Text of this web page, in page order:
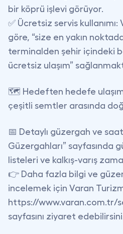
bir köprü işlevi görüyor.
✅ Ücretsiz servis kullanımı:
göre, “size en yakın
terminalden şehir içindeki
ücretsiz ulaşım”
🗺️ Hedeften hedefe
çeşitli semtler arasında
📅 Detaylı güzergah ve
Güzergahları” sayfasında
listeleri ve kalkış-varış
👉 Daha fazla bilgi ve
incelemek için Varan
https://www.varan.com.tr/
sayfasını ziyaret